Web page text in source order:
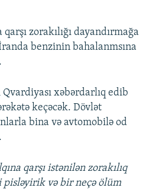
zorakılığı dayandırmağa
benzinin bahalanmsına
xəbərdarlıq edib
keçəcək. Dövlət
bina və avtomobilə od
qarşı istənilən zorakılıq
və bir neçə ölüm